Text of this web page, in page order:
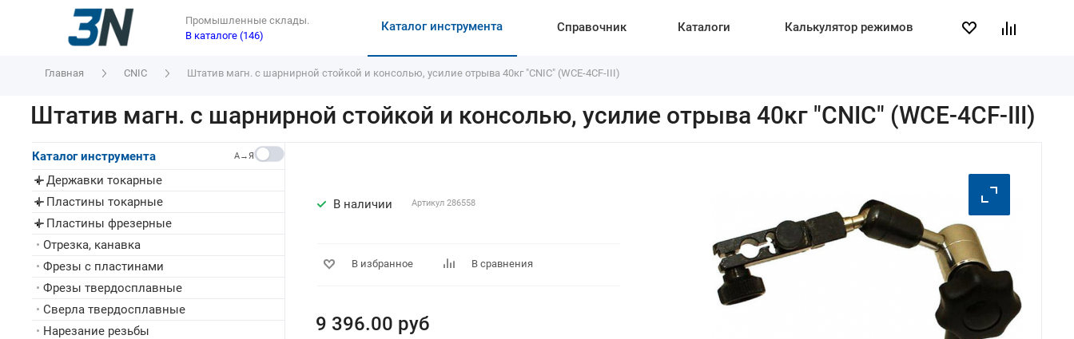
Промышленные склады.
В каталоге (146)
Каталог инструмента Справочник Каталоги Калькулятор режимов
Главная CNIC Штатив магн. с шарнирной стойкой и консолью, усилие отрыва 40кг "CNIC" (WCE-4CF-III)
Штатив магн. с шарнирной стойкой и консолью, усилие отрыва 40кг "CNIC" (WCE-4CF-III)
В наличии Артикул 286558
В избранное В сравнения
9 396.00 руб
Каталог инструмента A→Я
▸ Державки токарные
▸ Пластины токарные
▸ Пластины фрезерные
• Отрезка, канавка
• Фрезы с пластинами
• Фрезы твердосплавные
• Сверла твердосплавные
• Нарезание резьбы